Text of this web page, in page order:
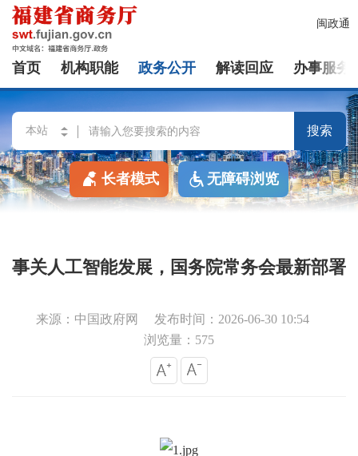
闽政通
首页 机构职能 政务公开 解读回应 办事服务
搜索
长者模式 无障碍浏览
事关人工智能发展，国务院常务会最新部署
来源：中国政府网
发布时间：2026-06-30 10:54
浏览量：575